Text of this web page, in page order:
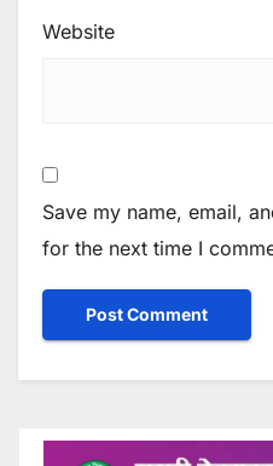
Website
Save my name, email,
for the next time I